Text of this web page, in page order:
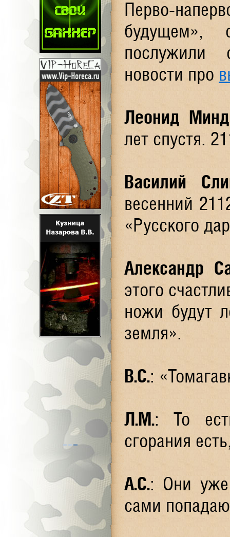
Перво-
будущем»,
послужили
новости про
Леонид
лет спустя.
Василий
весенний
«Русского
Александр
этого
ножи будут
земля».
В.С.:
Л.М.: То
сгорания
А.С.: Они
сами